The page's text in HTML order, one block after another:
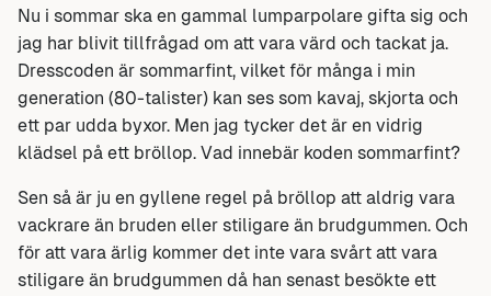
Nu i sommar ska en gammal lumparpolare gifta sig och
jag har blivit tillfrågad om att vara värd och tackat ja.
Dresscoden är sommarfint, vilket för många i min
generation (80-talister) kan ses som kavaj, skjorta och
ett par udda byxor. Men jag tycker det är en vidrig
klädsel på ett bröllop. Vad innebär koden sommarfint?
Sen så är ju en gyllene regel på bröllop att aldrig vara
vackrare än bruden eller stiligare än brudgummen. Och
för att vara ärlig kommer det inte vara svårt att vara
stiligare än brudgummen då han senast besökte ett